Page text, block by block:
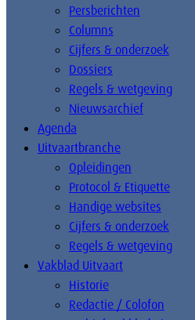
Persberichten
Columns
Cijfers & onderzoek
Dossiers
Regels & wetgeving
Nieuwsarchief
Agenda
Uitvaartbranche
Opleidingen
Protocol & Etiquette
Handige websites
Cijfers & onderzoek
Regels & wetgeving
Vakblad Uitvaart
Historie
Redactie / Colofon